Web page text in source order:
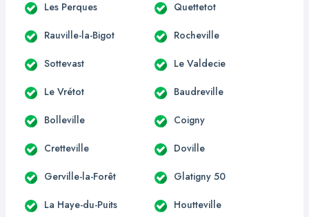
Les Perques Quettetot
Rauville-la-Bigot Rocheville
Sottevast Le Valdecie
Le Vrétot Baudreville
Bolleville Coigny
Cretteville Doville
Gerville-la-Forêt Glatigny 50
La Haye-du-Puits Houtteville